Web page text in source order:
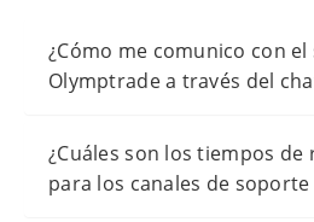
¿Cómo me comunico con
Olymptrade a través del
¿Cuáles son los tiempos
para los canales de